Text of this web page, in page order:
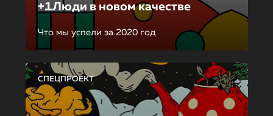
+1Люди в новом качестве
Что мы успели за 2020 год
СПЕЦПРОЕКТ